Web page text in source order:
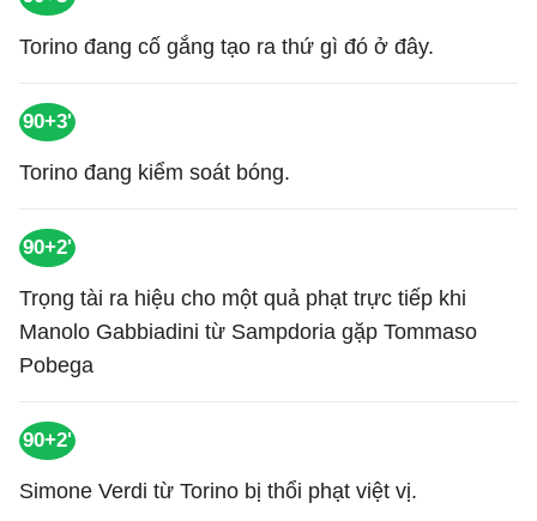
Torino đang cố gắng tạo ra thứ gì đó ở đây.
90+3'
Torino đang kiểm soát bóng.
90+2'
Trọng tài ra hiệu cho một quả phạt trực tiếp khi
Manolo Gabbiadini từ Sampdoria gặp Tommaso
Pobega
90+2'
Simone Verdi từ Torino bị thổi phạt việt vị.